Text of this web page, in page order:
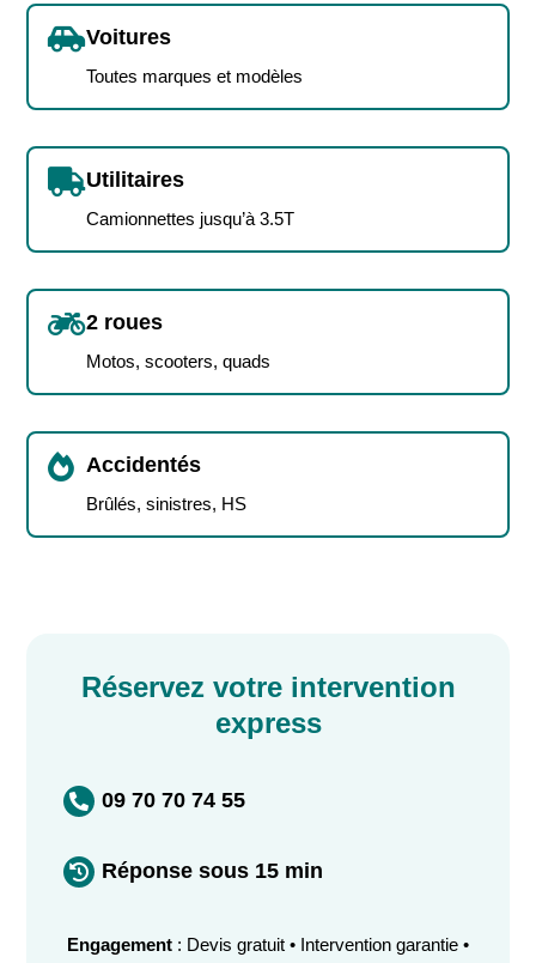
Voitures
Toutes marques et modèles
Utilitaires
Camionnettes jusqu’à 3.5T
2 roues
Motos, scooters, quads
 Accidentés
Brûlés, sinistres, HS
Réservez votre intervention
express
 09 70 70 74 55
 Réponse sous 15 min
Engagement : Devis gratuit • Intervention garantie •